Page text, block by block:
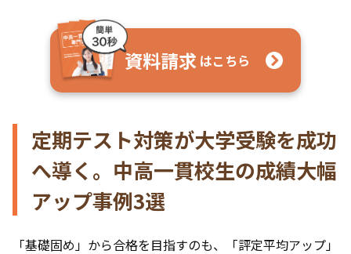
資料請求 はこちら
定期テスト対策が大学受験を成功
へ導く。中高一貫校生の成績大幅
アップ事例3選
「基礎固め」から合格を目指すのも、「評定平均アップ」